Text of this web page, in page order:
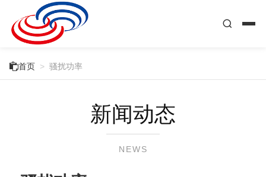
首页 > 骚扰功率
新闻动态
NEWS